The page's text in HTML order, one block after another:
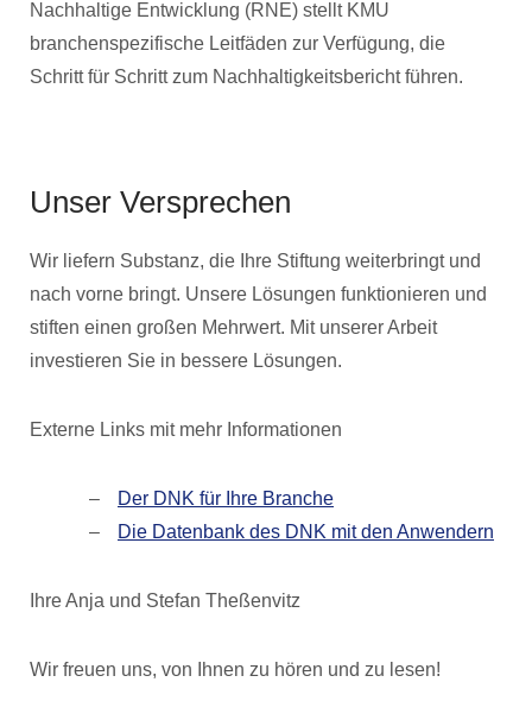
Nachhaltige Entwicklung (RNE) stellt KMU
branchenspezifische Leitfäden zur Verfügung, die
Schritt für Schritt zum Nachhaltigkeitsbericht führen.
Unser Versprechen
Wir liefern Substanz, die Ihre Stiftung weiterbringt und
nach vorne bringt. Unsere Lösungen funktionieren und
stiften einen großen Mehrwert. Mit unserer Arbeit
investieren Sie in bessere Lösungen.
Externe Links mit mehr Informationen
Der DNK für Ihre Branche
Die Datenbank des DNK mit den Anwendern
Ihre Anja und Stefan Theßenvitz
Wir freuen uns, von Ihnen zu hören und zu lesen!